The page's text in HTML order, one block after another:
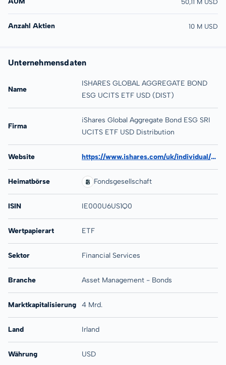
Anzahl Aktien 10 M USD
Unternehmensdaten
Name
ISHARES GLOBAL AGGREGATE BOND
ESG UCITS ETF USD (DIST)
Firma
iShares Global Aggregate Bond ESG SRI
UCITS ETF USD Distribution
Website https://www.ishares.com/uk/individual/en/products/319887/ishares-global-aggregate-bond-esg-sri-ucits-etf
Heimatbörse Fondsgesellschaft
ISIN IE000U6US1Q0
Wertpapierart ETF
Sektor Financial Services
Branche Asset Management - Bonds
Marktkapitalisierung 4 Mrd.
Land Irland
Währung USD